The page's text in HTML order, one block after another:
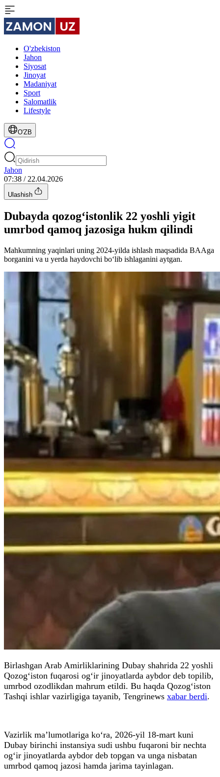
O'zbekiston
Jahon
Siyosat
Jinoyat
Madaniyat
Sport
Salomatlik
Lifestyle
O'ZB
Jahon
07:38 / 22.04.2026
Ulashish
Dubayda qozog‘istonlik 22 yoshli yigit
umrbod qamoq jazosiga hukm qilindi
Mahkumning yaqinlari uning 2024-yilda ishlash maqsadida BAAga
borganini va u yerda haydovchi bo‘lib ishlaganini aytgan.
Birlashgan Arab Amirliklarining Dubay shahrida 22 yoshli
Qozog‘iston fuqarosi og‘ir jinoyatlarda aybdor deb topilib,
umrbod ozodlikdan mahrum etildi. Bu haqda Qozog‘iston
Tashqi ishlar vazirligiga tayanib, Tengrinews xabar berdi.
Vazirlik ma’lumotlariga ko‘ra, 2026-yil 18-mart kuni
Dubay birinchi instansiya sudi ushbu fuqaroni bir nechta
og‘ir jinoyatlarda aybdor deb topgan va unga nisbatan
umrbod qamoq jazosi hamda jarima tayinlagan.